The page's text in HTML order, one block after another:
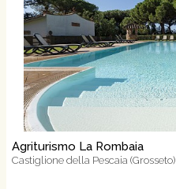
Agriturismo La Rombaia
Castiglione della Pescaia (Grosseto)